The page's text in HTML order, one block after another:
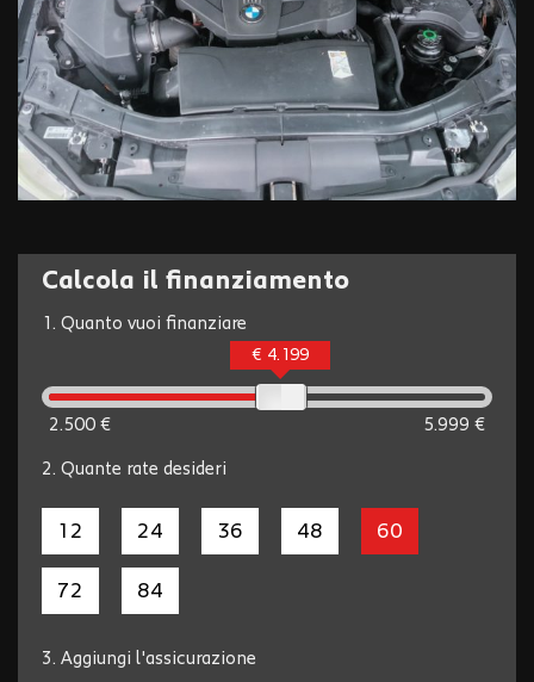
Calcola il finanziamento
1. Quanto vuoi finanziare
2.500 € 5.999 €
€ 4.199
2. Quante rate desideri
12 24 36 48 60
72 84
3. Aggiungi l'assicurazione